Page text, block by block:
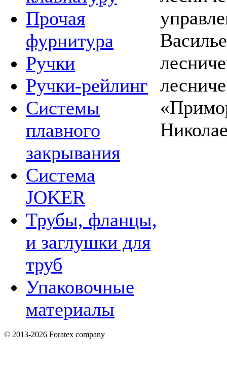
Прочая
фурнитура
Ручки
Ручки-рейлинг
Системы
плавного
закрывания
Система
JOKER
Трубы, фланцы,
и заглушки для
труб
Упаковочные
материалы
© 2013-2026 Foratex company